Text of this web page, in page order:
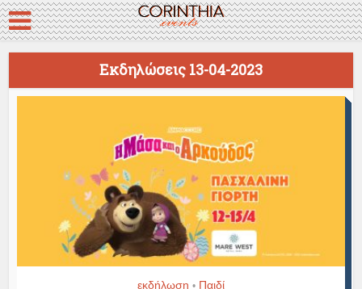
Εκδηλώσεις 13-04-2023
εκδήλωση • Παιδί